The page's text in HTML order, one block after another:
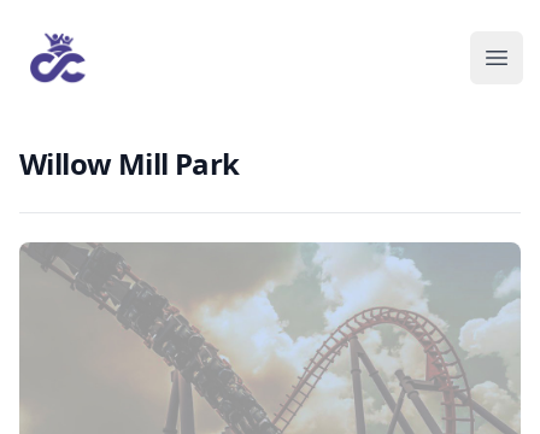
Willow Mill Park